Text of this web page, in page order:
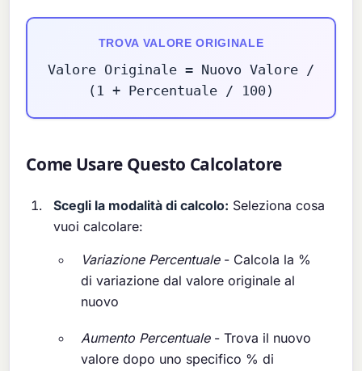
TROVA VALORE ORIGINALE
Valore Originale = Nuovo Valore /
(1 + Percentuale / 100)
Come Usare Questo Calcolatore
Scegli la modalità di calcolo: Seleziona cosa
vuoi calcolare:
Variazione Percentuale- Calcola la %
di variazione dal valore originale al
nuovo
Aumento Percentuale- Trova il nuovo
valore dopo uno specifico % di